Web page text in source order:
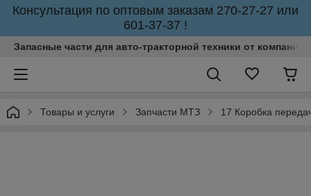
Консультация по оптовым заказам 270-27-27 или
601-37-37 !
Запасные части для авто-тракторной техники от
Товары и услуги Запчасти МТЗ 17 Коробка